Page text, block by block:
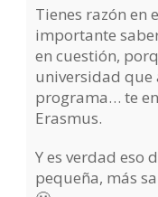
Tienes razón en
importante
en cuestión,
universidad que
programa… te
Erasmus.
Y es verdad eso
pequeña, más